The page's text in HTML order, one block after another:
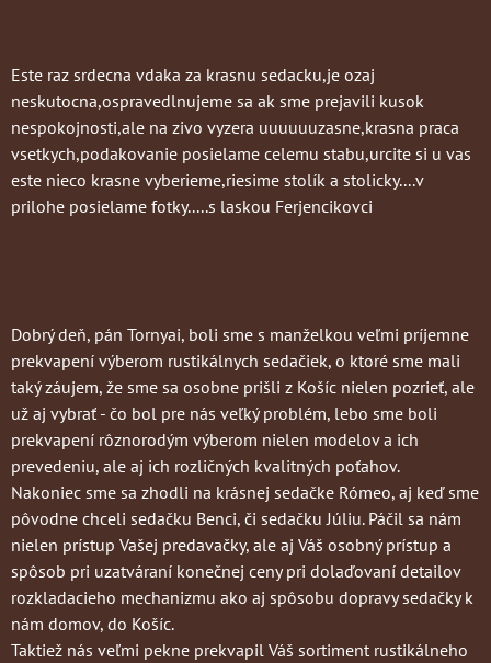
Este raz srdecna vdaka za krasnu sedacku,je ozaj
neskutocna,ospravedlnujeme sa ak sme prejavili kusok
nespokojnosti,ale na zivo vyzera uuuuuuzasne,krasna praca
vsetkych,podakovanie posielame celemu stabu,urcite si u vas
este nieco krasne vyberieme,riesime stolík a stolicky....v
prilohe posielame fotky.....s laskou Ferjencikovci
Dobrý deň, pán Tornyai, boli sme s manželkou veľmi príjemne
prekvapení výberom rustikálnych sedačiek, o ktoré sme mali
taký záujem, že sme sa osobne prišli z Košíc nielen pozrieť, ale
už aj vybrať - čo bol pre nás veľký problém, lebo sme boli
prekvapení rôznorodým výberom nielen modelov a ich
prevedeniu, ale aj ich rozličných kvalitných poťahov.
Nakoniec sme sa zhodli na krásnej sedačke Rómeo, aj keď sme
pôvodne chceli sedačku Benci, či sedačku Júliu. Páčil sa nám
nielen prístup Vašej predavačky, ale aj Váš osobný prístup a
spôsob pri uzatváraní konečnej ceny pri dolaďovaní detailov
rozkladacieho mechanizmu ako aj spôsobu dopravy sedačky k
nám domov, do Košíc.
Taktiež nás veľmi pekne prekvapil Váš sortiment rustikálneho